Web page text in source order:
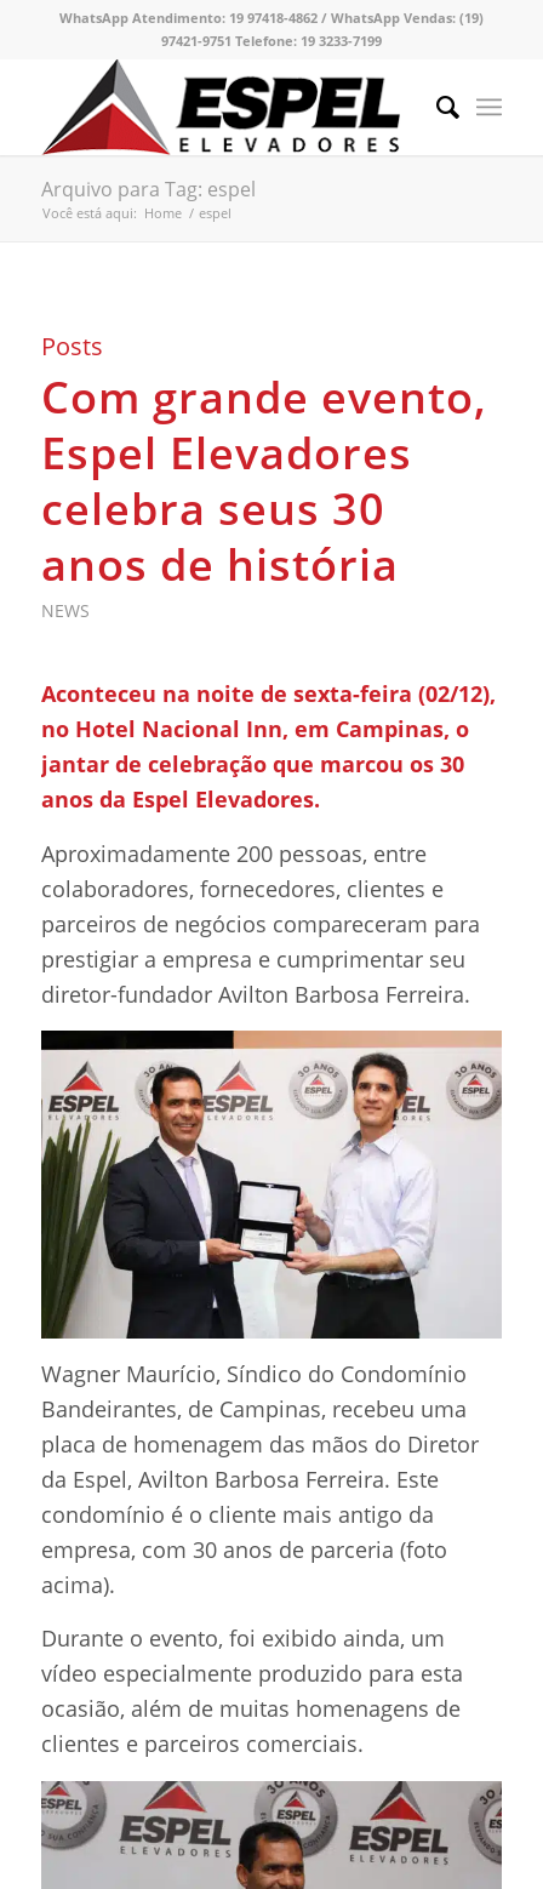
WhatsApp Atendimento:19 97418-4862 / WhatsApp Vendas:(19)
97421-9751 Telefone: 19 3233-7199
Arquivo para Tag: espel
Você está aqui: Home / espel
Posts
Com grande evento,
Espel Elevadores
celebra seus 30
anos de história
NEWS
Aconteceu na noite de sexta-feira (02/12),
no Hotel Nacional Inn, em Campinas, o
jantar de celebração que marcou os 30
anos da Espel Elevadores.
Aproximadamente 200 pessoas, entre
colaboradores, fornecedores, clientes e
parceiros de negócios compareceram para
prestigiar a empresa e cumprimentar seu
diretor-fundador Avilton Barbosa Ferreira.
Wagner Maurício, Síndico do Condomínio
Bandeirantes, de Campinas, recebeu uma
placa de homenagem das mãos do Diretor
da Espel, Avilton Barbosa Ferreira. Este
condomínio é o cliente mais antigo da
empresa, com 30 anos de parceria (foto
acima).
Durante o evento, foi exibido ainda, um
vídeo especialmente produzido para esta
ocasião, além de muitas homenagens de
clientes e parceiros comerciais.